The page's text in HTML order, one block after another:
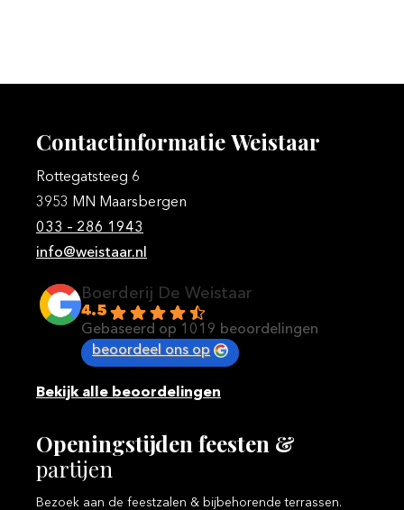
ContactinformatieWeistaar
Rottegatsteeg 6
3953 MN Maarsbergen
033 – 286 1943
info@weistaar.nl
Boerderij De Weistaar
4.5
Gebaseerd op 1019 beoordelingen
beoordeel ons op
Bekijk alle beoordelingen
Openingstijden feesten &
partijen
Bezoek aan de feestzalen & bijbehorende terrassen.